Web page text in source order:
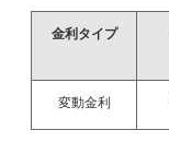
金利タイプ
変動金利